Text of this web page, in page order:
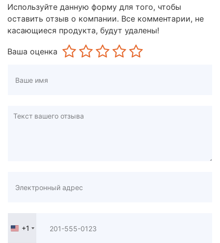
Используйте данную форму для того, чтобы
оставить отзыв о компании. Все комментарии, не
касающиеся продукта, будут удалены!
Ваша оценка
United
+1